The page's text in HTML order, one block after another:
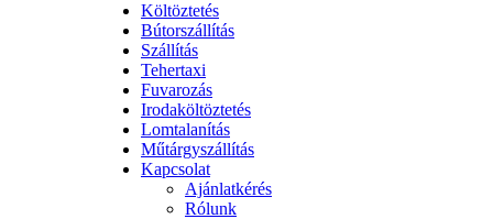
Költöztetés
Bútorszállítás
Szállítás
Tehertaxi
Fuvarozás
Irodaköltöztetés
Lomtalanítás
Műtárgyszállítás
Kapcsolat
Ajánlatkérés
Rólunk